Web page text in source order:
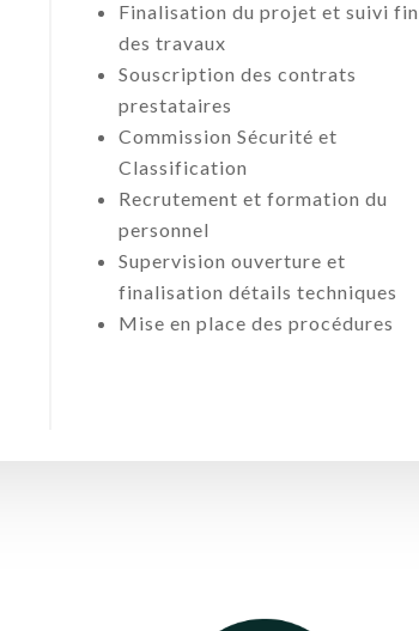
Finalisation du projet et suivi fin
des travaux
Souscription des contrats
prestataires
Commission Sécurité et
Classification
Recrutement et formation du
personnel
Supervision ouverture et
finalisation détails techniques
Mise en place des procédures